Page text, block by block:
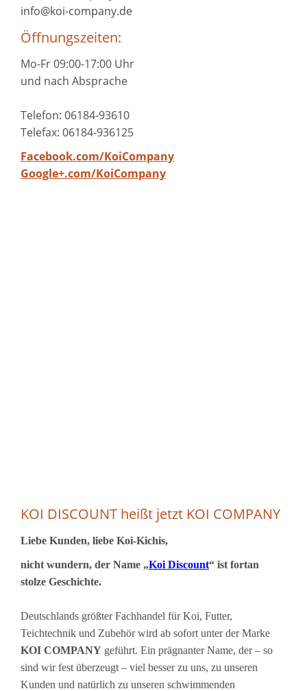
info@koi-company.de
Öffnungszeiten:
Mo-Fr 09:00-17:00 Uhr
und nach Absprache
Telefon: 06184-93610
Telefax: 06184-936125
Facebook.com/KoiCompany
Google+.com/KoiCompany
KOI DISCOUNT heißt jetzt KOI COMPANY
Liebe Kunden, liebe Koi-Kichis,
nicht wundern, der Name „Koi Discount“ ist fortan
stolze Geschichte.
Deutschlands größter Fachhandel für Koi, Futter,
Teichtechnik und Zubehör wird ab sofort unter der Marke
KOI COMPANY geführt. Ein prägnanter Name, der – so
sind wir fest überzeugt – viel besser zu uns, zu unseren
Kunden und natürlich zu unseren schwimmenden